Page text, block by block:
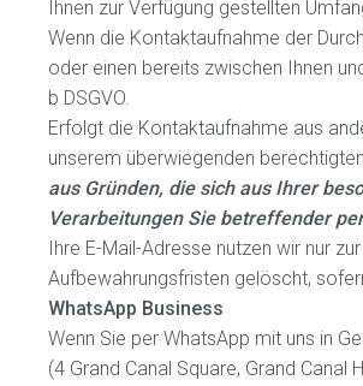
Ihnen zur Verfügung gestellten
Wenn die Kontaktaufnahme der
oder einen bereits zwischen Ihnen
b DSGVO.
Erfolgt die Kontaktaufnahme aus
unserem überwiegenden
aus Gründen, die sich aus Ihrer
Verarbeitungen Sie betreffender
Ihre E-Mail-Adresse nutzen wir nur
Aufbewahrungsfristen gelöscht,
WhatsApp Business
Wenn Sie per WhatsApp mit uns in
(4 Grand Canal Square, Grand Canal